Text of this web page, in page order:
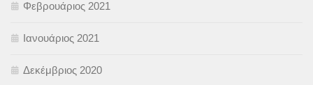
Φεβρουάριος 2021
Ιανουάριος 2021
Δεκέμβριος 2020